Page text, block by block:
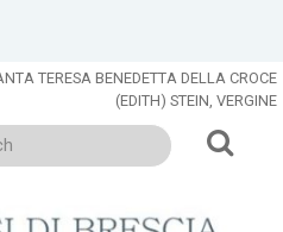
TERESA BENEDETTA DELLA CROCE
(EDITH) STEIN, VERGINE